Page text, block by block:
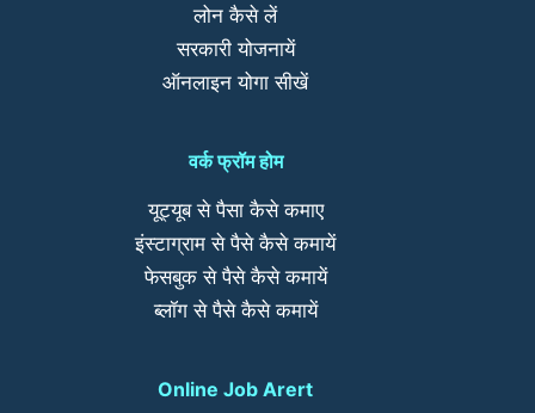
लोन कैसे लें
सरकारी योजनायें
ऑनलाइन योगा सीखें
वर्क फ्रॉम होम
यूट्यूब से पैसा कैसे कमाए
इंस्टाग्राम से पैसे कैसे कमायें
फेसबुक से पैसे कैसे कमायें
ब्लॉग से पैसे कैसे कमायें
Online Job Arert